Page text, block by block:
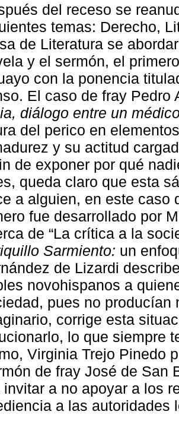
del receso se
temas: Derecho,
de Literatura se
y el sermón, el
con la ponencia
El caso de fray Pedro
diálogo entre un
del perico en
y su actitud
de exponer por qué
queda claro que esta
a alguien, en este caso
fue desarrollado por
de “La crítica a la
Sarmiento: un
de Lizardi
novohispanos a
pues no producían
corrige esta
lo que siempre
Virginia Trejo Pinedo
de fray José de San
invitar a no apoyar a los
a las autoridades